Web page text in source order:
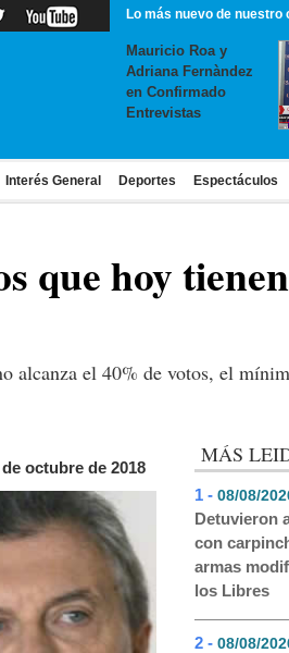
Lo más nuevo de nuestro
Mauricio Roa y
Adriana Fernàndez
en Confirmado
Entrevistas
Interés General Deportes Espectáculos
que hoy
alcanza el 40% de votos, el
octubre de 2018
MÁS
1 - 08/08/
Detuvieron
con
armas
los Libres
2 - 08/08/